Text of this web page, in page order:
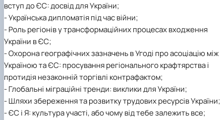
вступ до ЄС: досвід для України;
- Українська дипломатія під час війни;
- Роль регіонів у трансформаційних процесах входження
України в ЄС;
- Охорона географічних зазначень в Угоді про асоціацію між
Україною та ЄС: просування регіонального крафтярства і
протидія незаконній торгівлі контрафактом;
- Глобальні міграційні тренди: виклики для України;
- Шляхи збереження та розвитку трудових ресурсів України;
- ЄС і Я: культура участі, або чому від тебе залежить все;